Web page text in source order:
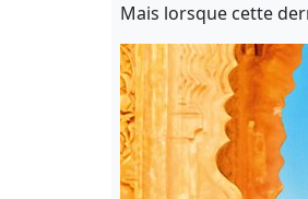
Mais lorsque cette